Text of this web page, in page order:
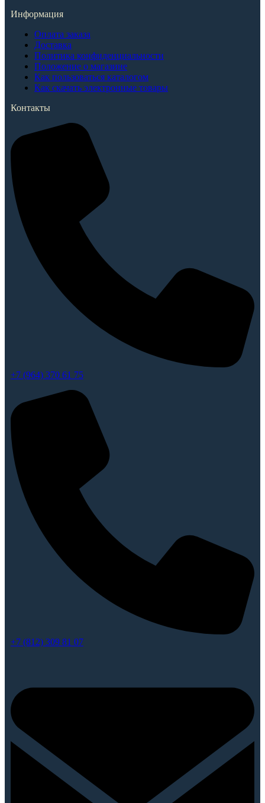
Информация
Оплата заказа
Доставка
Политика конфиденциальности
Положение о магазине
Как пользоваться каталогом
Как скачать электронные товары
Контакты
+7 (964) 370 61 75
+7 (812) 309 81 07